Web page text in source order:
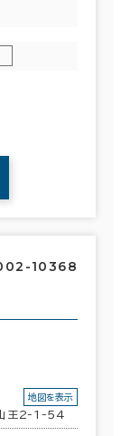
10368
王2-1-54
地図を表示
)